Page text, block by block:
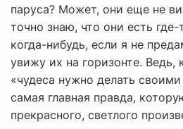
паруса? Может, они еще не
точно знаю, что они есть
когда-нибудь, если я не
увижу их на горизонте. Ведь,
«чудеса нужно делать
самая главная правда,
прекрасного, светлого